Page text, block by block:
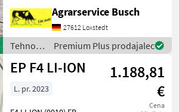
XF 1, 8 t Heutiger
Modelltayp Der kompakte
Dieselstapler EP
Dieselgabelstapler 1800kg
Nut
Agrarservice Busch
27612 Loxstedt
Tehnologija
viličarjev
in
/ EP
Premium Plus prodajalec
EP F4 LI-ION
1.188,81
€
Cena
L. pr. 2023